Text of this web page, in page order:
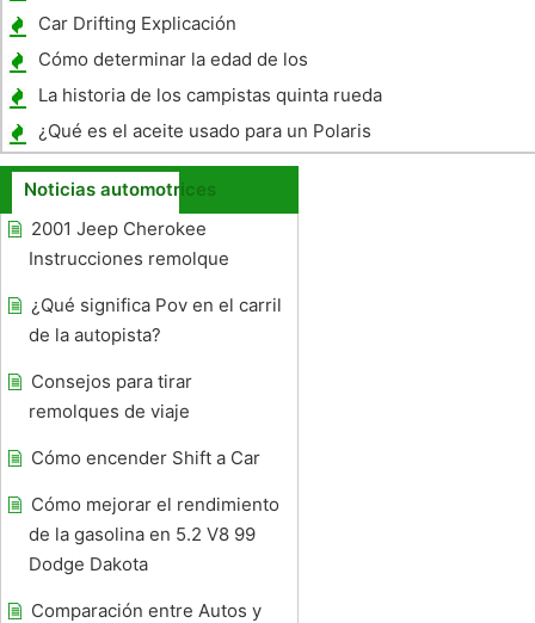
Unlimited 2008 X
Car Drifting Explicación
Cómo determinar la edad de los
Neumáticos General
La historia de los campistas quinta rueda
¿Qué es el aceite usado para un Polaris
ATV?
Noticias automotrices
2001 Jeep Cherokee
Instrucciones remolque
¿Qué significa Pov en el carril
de la autopista?
Consejos para tirar
remolques de viaje
Cómo encender Shift a Car
Cómo mejorar el rendimiento
de la gasolina en 5.2 V8 99
Dodge Dakota
Comparación entre Autos y